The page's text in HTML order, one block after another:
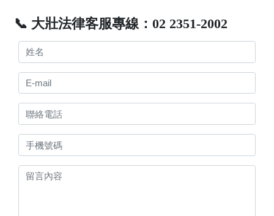
📞 大壯法律客服專線：02 2351-2002